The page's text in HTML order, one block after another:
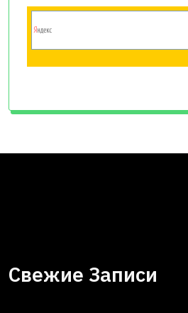
Свежие Записи